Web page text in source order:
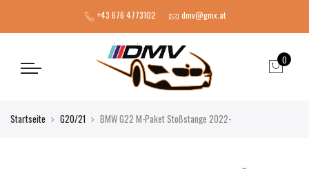
+43 676 4773102 dmv@gmx.at
0
Startseite G20/21 BMW G22 M-Paket Stoßstange 2022-